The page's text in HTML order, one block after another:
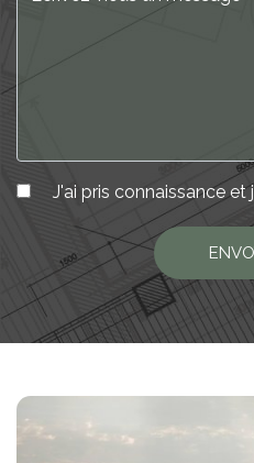
J'ai pris connaissance